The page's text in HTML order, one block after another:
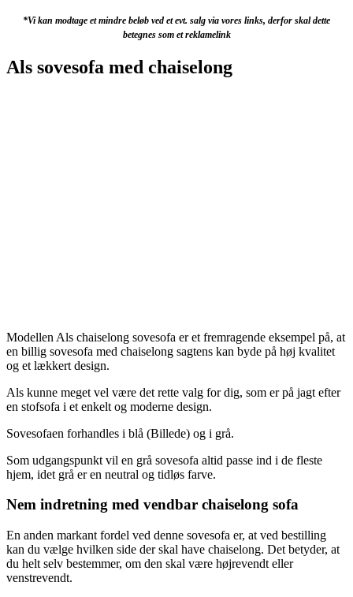
*Vi kan modtage et mindre beløb ved et evt. salg via vores links, derfor skal dette
betegnes som et reklamelink
Als sovesofa med chaiselong
Modellen Als chaiselong sovesofa er et fremragende eksempel på, at
en billig sovesofa med chaiselong sagtens kan byde på høj kvalitet
og et lækkert design.
Als kunne meget vel være det rette valg for dig, som er på jagt efter
en stofsofa i et enkelt og moderne design.
Sovesofaen forhandles i blå (Billede) og i grå.
Som udgangspunkt vil en grå sovesofa altid passe ind i de fleste
hjem, idet grå er en neutral og tidløs farve.
Nem indretning med vendbar chaiselong sofa
En anden markant fordel ved denne sovesofa er, at ved bestilling
kan du vælge hvilken side der skal have chaiselong. Det betyder, at
du helt selv bestemmer, om den skal være højrevendt eller
venstrevendt.